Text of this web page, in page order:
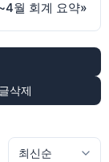
월 회계 요약»
글삭제